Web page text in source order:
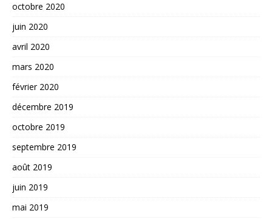
octobre 2020
juin 2020
avril 2020
mars 2020
février 2020
décembre 2019
octobre 2019
septembre 2019
août 2019
juin 2019
mai 2019